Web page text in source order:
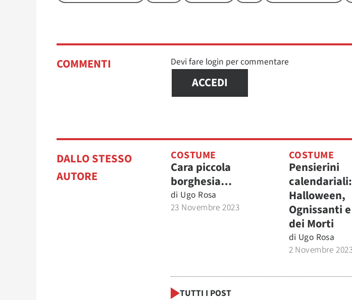
COMMENTI Devi fare login per commentare
ACCEDI
DALLO STESSO
AUTORE
COSTUME
Cara piccola
borghesia…
di Ugo Rosa
23 Novembre 2023
COSTUME
Pensierini
calendariali:
Halloween,
Ognissanti
dei Morti
di Ugo Rosa
2 Novembre
TUTTI I POST